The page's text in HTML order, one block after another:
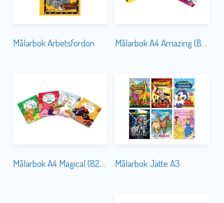
Målarbok Arbetsfordon Målarbok A4 Amazing (8294)
Målarbok A4 Magical (8296) Målarbok Jätte A3